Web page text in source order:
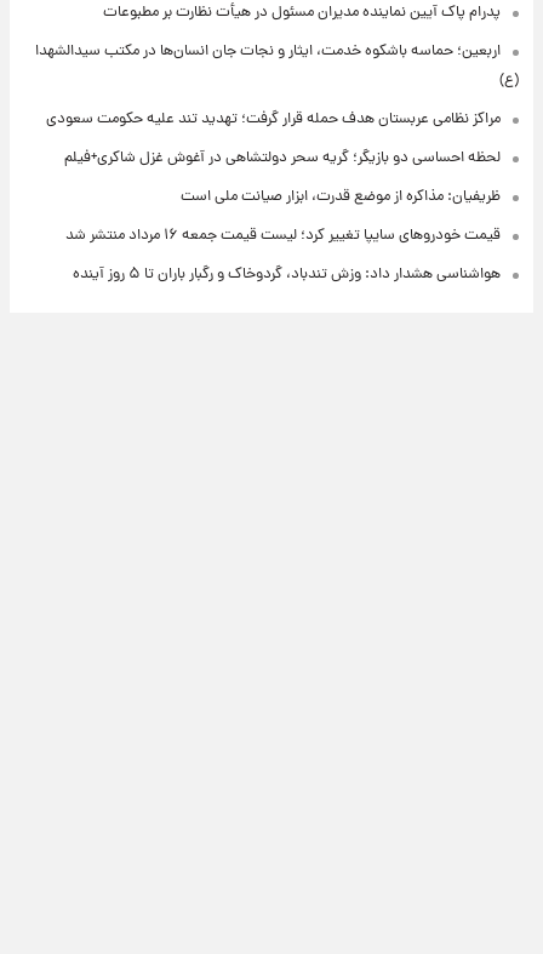
پدرام پاک آیین نماینده مدیران مسئول در هیأت نظارت بر مطبوعات
اربعین؛ حماسه باشکوه خدمت، ایثار و نجات جان انسان‌ها در مکتب سیدالشهدا
(ع)
مراکز نظامی عربستان هدف حمله قرار گرفت؛ تهدید تند علیه حکومت سعودی
لحظه احساسی دو بازیگر؛ گریه سحر دولتشاهی در آغوش غزل شاکری+فیلم
ظریفیان: مذاکره از موضع قدرت، ابزار صیانت ملی است
قیمت خودروهای سایپا تغییر کرد؛ لیست قیمت جمعه ۱۶ مرداد منتشر شد
هواشناسی هشدار داد: وزش تندباد، گردوخاک و رگبار باران تا ۵ روز آینده